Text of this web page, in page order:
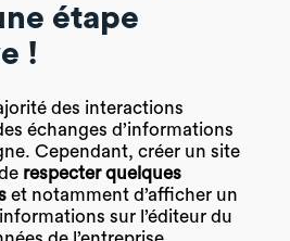
étape
!
des interactions
échanges d’informations
Cependant, créer un site
respecter quelques
et notamment d’afficher un
sur l’éditeur du